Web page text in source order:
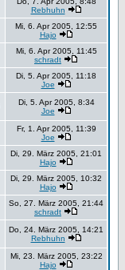
Rebhuhn
Mi, 6. Apr 2005, 12:55
Hajo
Mi, 6. Apr 2005, 11:45
schradt
Di, 5. Apr 2005, 11:18
Joe
Di, 5. Apr 2005, 8:34
Joe
Fr, 1. Apr 2005, 11:39
Joe
Di, 29. März 2005, 21:01
Hajo
Di, 29. März 2005, 10:32
Hajo
So, 27. März 2005, 21:44
schradt
Do, 24. März 2005, 14:21
Rebhuhn
Mi, 23. März 2005, 23:22
Hajo